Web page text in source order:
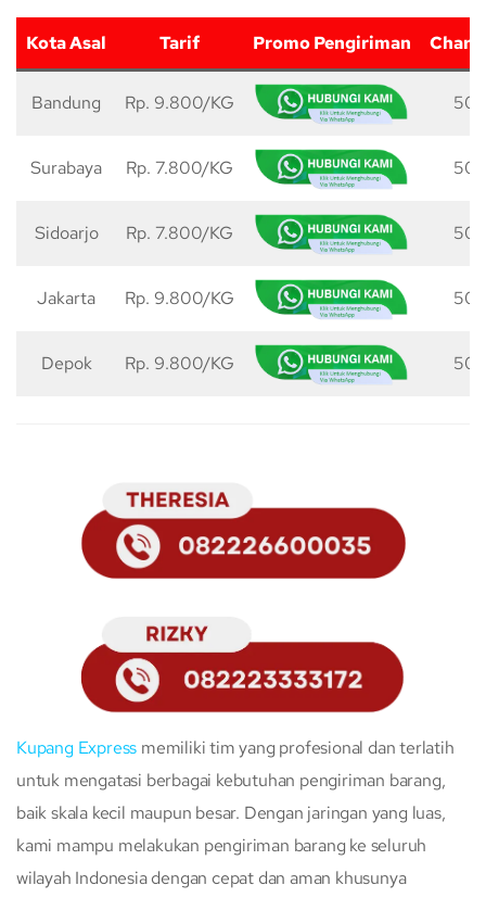
Kota Asal Tarif Promo Pengiriman
Bandung Rp. 9.800/KG 50
Surabaya Rp. 7.800/KG 50
Sidoarjo Rp. 7.800/KG 50
Jakarta Rp. 9.800/KG 50
Depok Rp. 9.800/KG 50
Kupang Express memiliki tim yang profesional dan terlatih
untuk mengatasi berbagai kebutuhan pengiriman barang,
baik skala kecil maupun besar. Dengan jaringan yang luas,
kami mampu melakukan pengiriman barang ke seluruh
wilayah Indonesia dengan cepat dan aman khusunya